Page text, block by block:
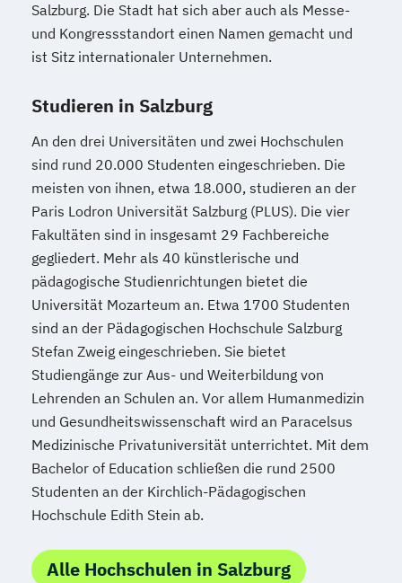
Salzburg. Die Stadt hat sich aber auch als Messe-
und Kongressstandort einen Namen gemacht und
ist Sitz internationaler Unternehmen.
Studieren in Salzburg
An den drei Universitäten und zwei Hochschulen
sind rund 20.000 Studenten eingeschrieben. Die
meisten von ihnen, etwa 18.000, studieren an der
Paris Lodron Universität Salzburg (PLUS). Die vier
Fakultäten sind in insgesamt 29 Fachbereiche
gegliedert. Mehr als 40 künstlerische und
pädagogische Studienrichtungen bietet die
Universität Mozarteum an. Etwa 1700 Studenten
sind an der Pädagogischen Hochschule Salzburg
Stefan Zweig eingeschrieben. Sie bietet
Studiengänge zur Aus- und Weiterbildung von
Lehrenden an Schulen an. Vor allem Humanmedizin
und Gesundheitswissenschaft wird an Paracelsus
Medizinische Privatuniversität unterrichtet. Mit dem
Bachelor of Education schließen die rund 2500
Studenten an der Kirchlich-Pädagogischen
Hochschule Edith Stein ab.
Alle Hochschulen in Salzburg